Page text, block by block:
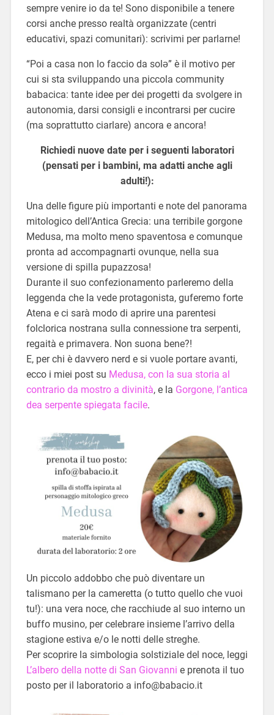
sempre venire io da te! Sono disponibile a tenere
corsi anche presso realtà organizzate (centri
educativi, spazi comunitari): scrivimi per parlarne!
“Poi a casa non lo faccio da solə” è il motivo per
cui si sta sviluppando una piccola community
babacica: tante idee per dei progetti da svolgere in
autonomia, darsi consigli e incontrarsi per cucire
(ma soprattutto ciarlare) ancora e ancora!
Richiedi nuove date per i seguenti laboratori
(pensati per i bambini, ma adatti anche agli
adulti!):
Una delle figure più importanti e note del panorama
mitologico dell’Antica Grecia: una terribile gorgone
Medusa, ma molto meno spaventosa e comunque
pronta ad accompagnarti ovunque, nella sua
versione di spilla pupazzosa!
Durante il suo confezionamento parleremo della
leggenda che la vede protagonista, guferemo forte
Atena e ci sarà modo di aprire una parentesi
folclorica nostrana sulla connessione tra serpenti,
regaità e primavera. Non suona bene?!
E, per chi è davvero nerd e si vuole portare avanti,
ecco i miei post su Medusa, con la sua storia al
contrario da mostro a divinità, e la Gorgone, l’antica
dea serpente spiegata facile.
Un piccolo addobbo che può diventare un
talismano per la cameretta (o tutto quello che vuoi
tu!): una vera noce, che racchiude al suo interno un
buffo musino, per celebrare insieme l’arrivo della
stagione estiva e/o le notti delle streghe.
Per scoprire la simbologia solstiziale del noce, leggi
L’albero della notte di San Giovanni e prenota il tuo
posto per il laboratorio a info@babacio.it